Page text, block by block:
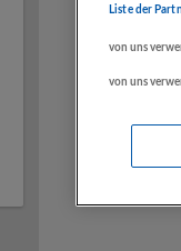
Liste der
von uns
von uns